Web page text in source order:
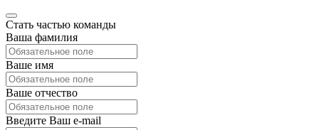
Стать частью команды
Ваша фамилия
Ваше имя
Ваше отчество
Введите Ваш e-mail